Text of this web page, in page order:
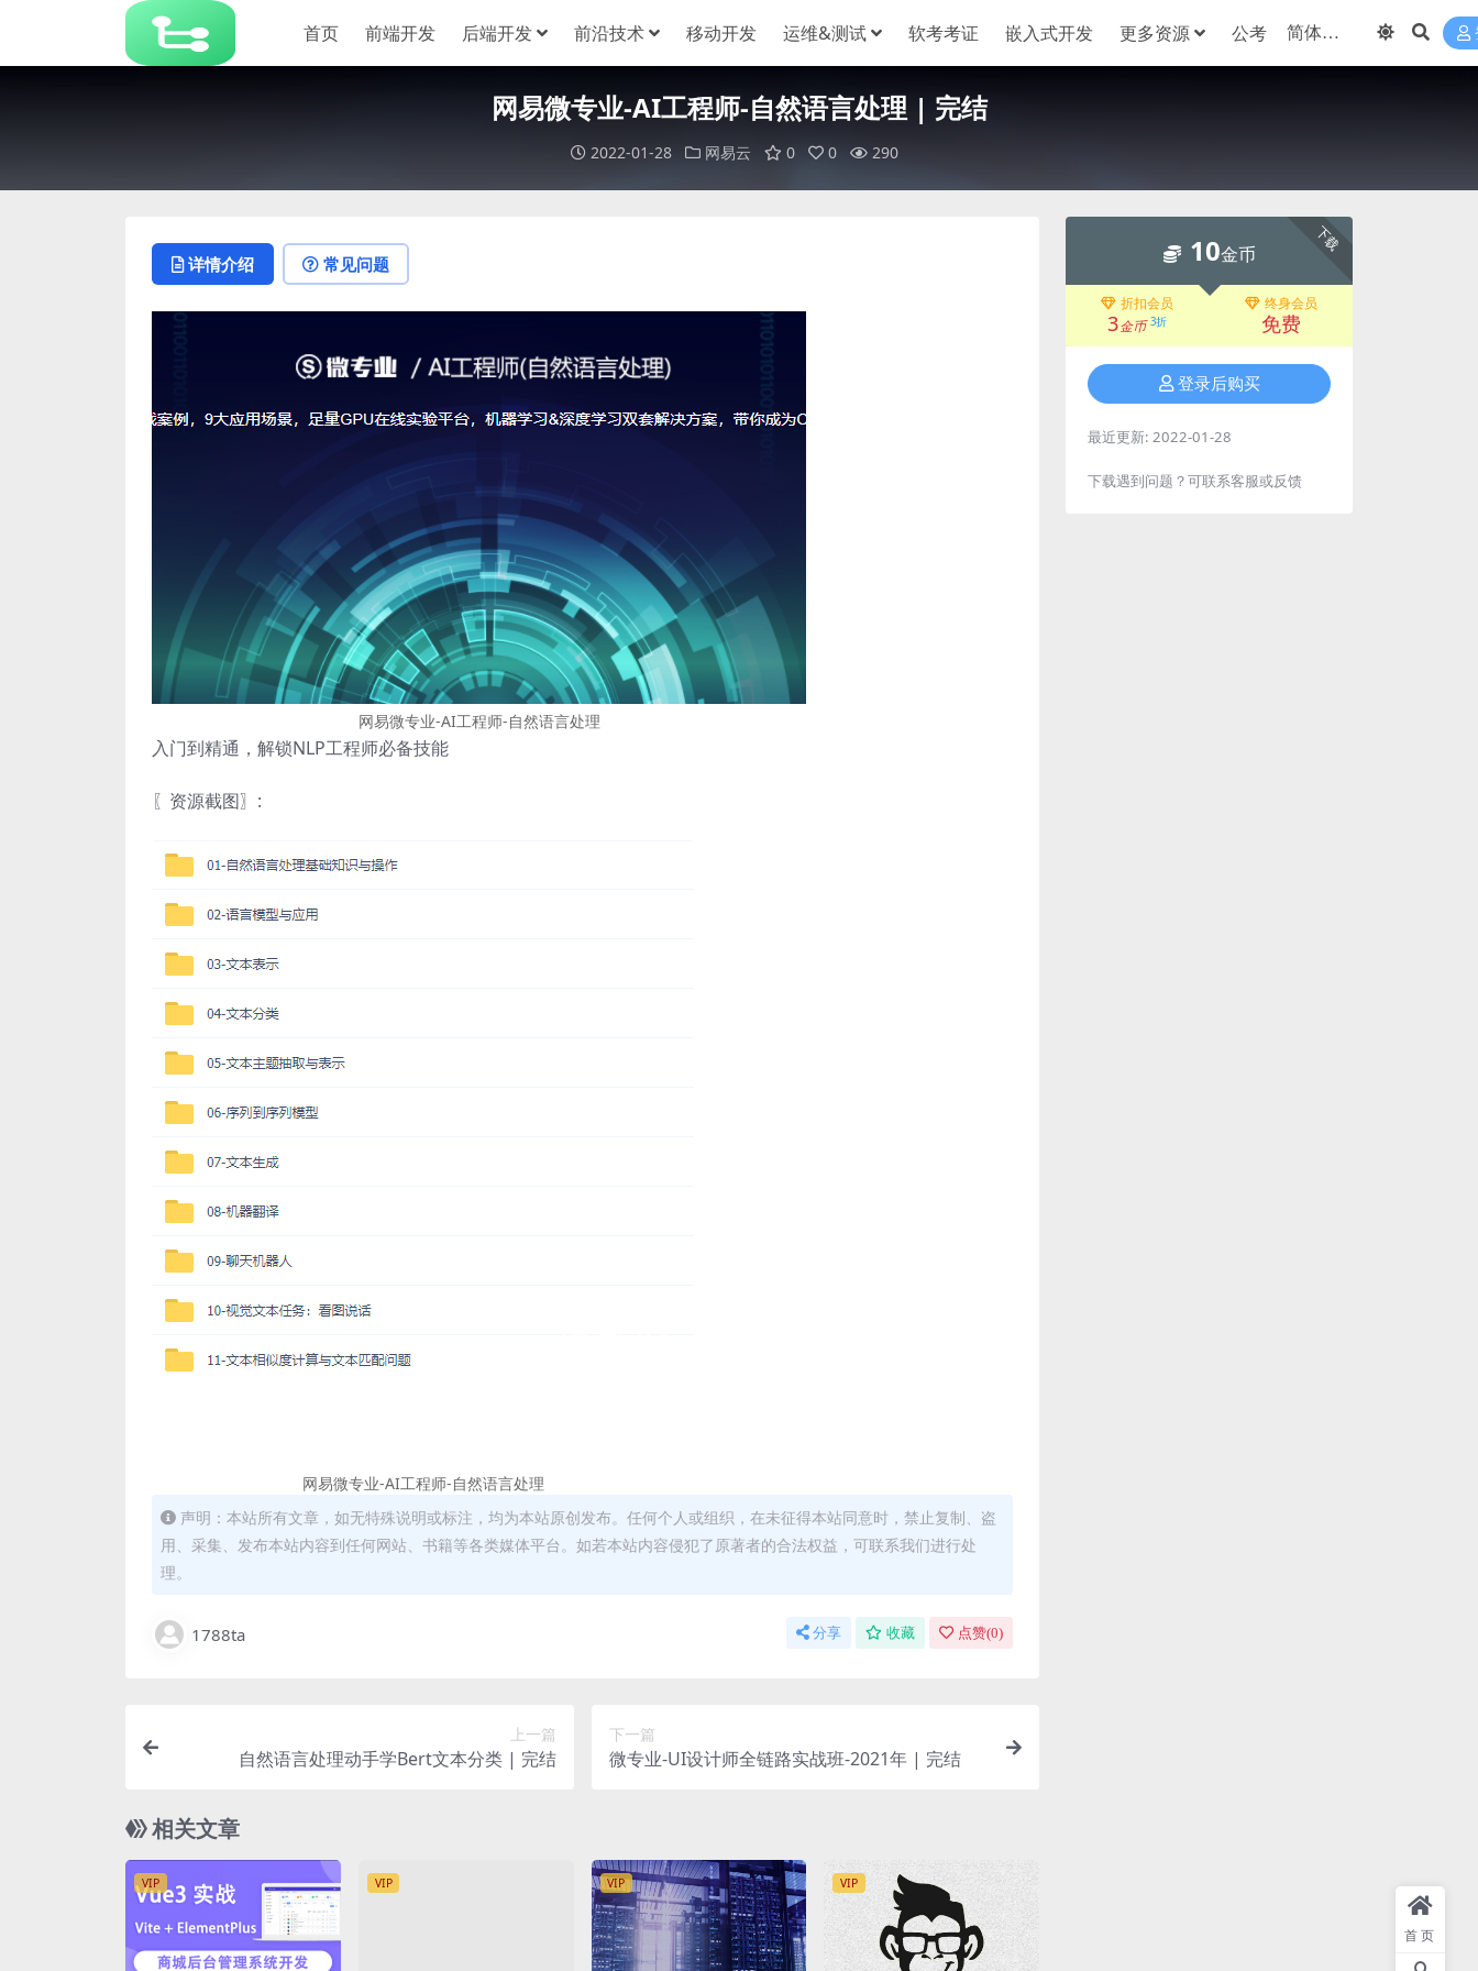
首页 前端开发 后端开发 前沿技术 移动开发 运维&测试 软考考证 嵌入式开发 更多资源 公考
网易微专业-AI工程师-自然语言处理 | 完结
2022-01-28 网易云 0 0 290
详情介绍 常见问题
网易微专业-AI工程师-自然语言处理
入门到精通，解锁NLP工程师必备技能
〖资源截图〗:
网易微专业-AI工程师-自然语言处理
声明：本站所有文章，如无特殊说明或标注，均为本站原创发布。任何个人或组织，在未征得本站同意时，禁止复制、盗
用、采集、发布本站内容到任何网站、书籍等各类媒体平台。如若本站内容侵犯了原著者的合法权益，可联系我们进行处
理。
1788ta 分享 收藏 点赞(0)
上一篇
自然语言处理动手学Bert文本分类 | 完结
下一篇
微专业-UI设计师全链路实战班-2021年 | 完结
相关文章
VIP VIP VIP VIP
下载
10金币
折扣会员
3金币 3折
终身会员
免费
登录后购买
最近更新: 2022-01-28
下载遇到问题？可联系客服或反馈
首页